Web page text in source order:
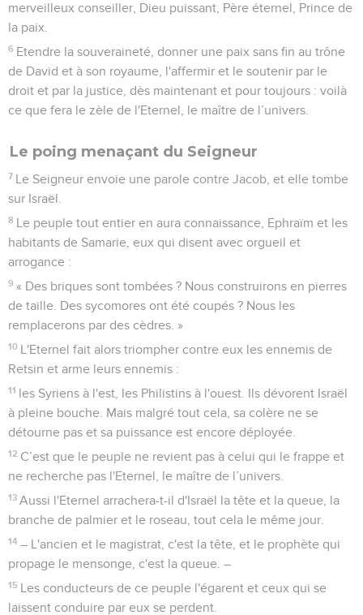
merveilleux conseiller, Dieu puissant, Père éternel, Prince de
la paix.
6 Etendre la souveraineté, donner une paix sans fin au trône
de David et à son royaume, l'affermir et le soutenir par le
droit et par la justice, dès maintenant et pour toujours : voilà
ce que fera le zèle de l'Eternel, le maître de l’univers.
Le poing menaçant du Seigneur
7 Le Seigneur envoie une parole contre Jacob, et elle tombe
sur Israël.
8 Le peuple tout entier en aura connaissance, Ephraïm et les
habitants de Samarie, eux qui disent avec orgueil et
arrogance :
9 « Des briques sont tombées ? Nous construirons en pierres
de taille. Des sycomores ont été coupés ? Nous les
remplacerons par des cèdres. »
10 L'Eternel fait alors triompher contre eux les ennemis de
Retsin et arme leurs ennemis :
11 les Syriens à l'est, les Philistins à l'ouest. Ils dévorent Israël
à pleine bouche. Mais malgré tout cela, sa colère ne se
détourne pas et sa puissance est encore déployée.
12 C’est que le peuple ne revient pas à celui qui le frappe et
ne recherche pas l'Eternel, le maître de l’univers.
13 Aussi l'Eternel arrachera-t-il d'Israël la tête et la queue, la
branche de palmier et le roseau, tout cela le même jour.
14 – L'ancien et le magistrat, c'est la tête, et le prophète qui
propage le mensonge, c'est la queue. –
15 Les conducteurs de ce peuple l'égarent et ceux qui se
laissent conduire par eux se perdent.